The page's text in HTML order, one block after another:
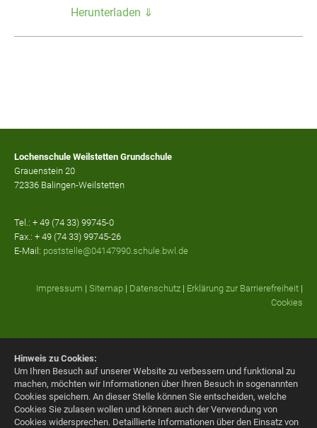
Hinweis zu Cookies:
Um Ihren Besuch auf unserer Website zu verbessern und funktional zu
machen, möchten wir Informationen über Ihren Besuch in sogenannten
Cookies speichern. An dieser Stelle können Sie entscheiden, welche
Cookies Sie zulasen wollen und können auch der Verwendung von
Cookies widersprechen. Detaillierte Informationen über den Einsatz von
Herunterladen ⇓
Lochenschule Weilstetten Grundschule
Grauenstein 20
72336 Balingen-Weilstetten
Tel.: + 49 (74 33) 99745-0
Fax.: + 49 (74 33) 99745-26
E-Mail: poststelle@04147990.schule.bwl.de
Impressum | Sitemap | Datenschutz | Erklärung zur Barrierefreiheit |
Cookies